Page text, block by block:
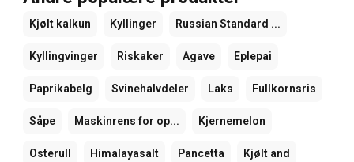
Kjølt kalkun Kyllinger Russian Standard ...
Kyllingvinger Riskaker Agave Eplepai
Paprikabelg Svinehalvdeler Laks Fullkornsris
Såpe Maskinrens for op... Kjernemelon
Osterull Himalayasalt Pancetta Kjølt and